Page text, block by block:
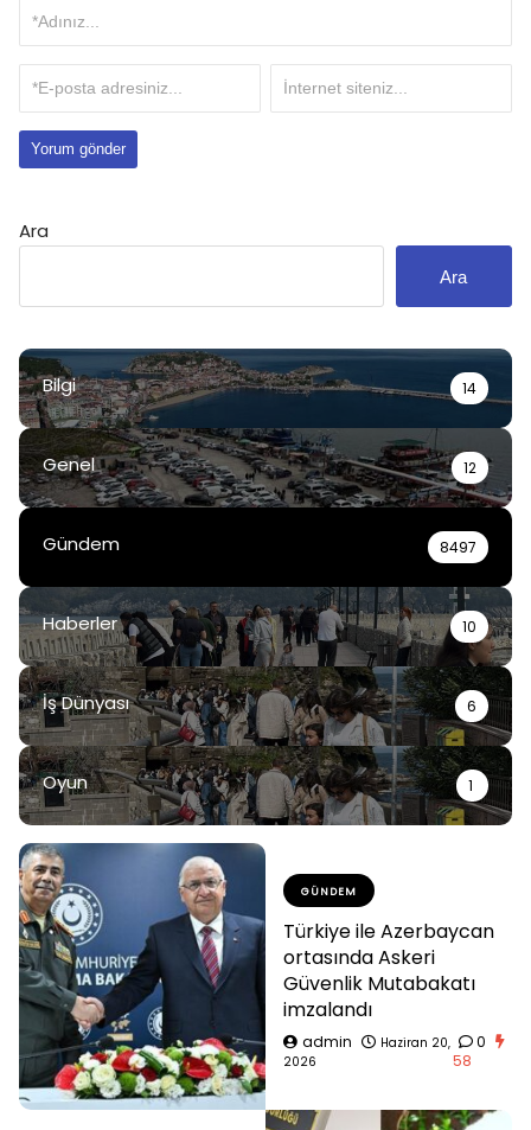
Ara
Ara
Bilgi 14
Genel 12
Gündem 8497
Haberler 10
İş Dünyası 6
Oyun 1
GÜNDEM
Türkiye ile Azerbaycan
ortasında Askeri
Güvenlik Mutabakatı
imzalandı
admin
Haziran 20,
2026
0
58